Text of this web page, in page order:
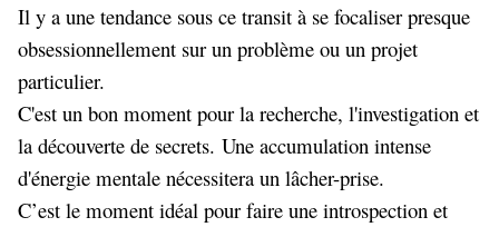
Il y a une tendance sous ce transit à se focaliser presque
obsessionnellement sur un problème ou un projet
particulier.
C'est un bon moment pour la recherche, l'investigation et
la découverte de secrets. Une accumulation intense
d'énergie mentale nécessitera un lâcher-prise.
C’est le moment idéal pour faire une introspection et